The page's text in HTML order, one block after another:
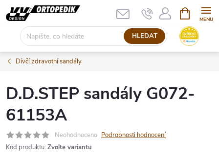
Přejít
na
HLEDAT
NÁKUPNÍ
KOŠÍK
Dívčí zdravotní sandály
D.D.STEP sandály G072-
61153A
Neohodnoceno Podrobnosti hodnocení
Kód produktu: Zvolte variantu